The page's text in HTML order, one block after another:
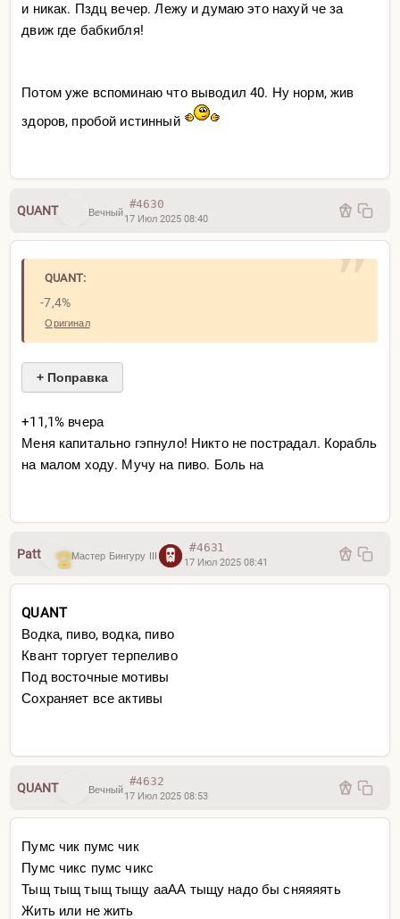
и никак. Пздц вечер. Лежу и думаю это наxуй че за
движ где бабкибля!
Потом уже вспоминаю что выводил 40. Ну норм, жив
здоров, пробой истинный
QUANT Вечный
#4630
17 Июл 2025 08:40
QUANT:
-7,4%
Оригинал
+ Поправка
+11,1% вчера
Меня капитально гэпнуло! Никто не пострадал. Корабль
на малом ходу. Мучу на пиво. Боль на
Patt Мастер Бингуру III
#4631
17 Июл 2025 08:41
QUANT
Водка, пиво, водка, пиво
Квант торгует терпеливо
Под восточные мотивы
Сохраняет все активы
QUANT Вечный
#4632
17 Июл 2025 08:53
Пумс чик пумс чик
Пумс чикс пумс чикс
Тыщ тыщ тыщ тыщу ааАА тыщу надо бы сняяяять
Жить или не жить